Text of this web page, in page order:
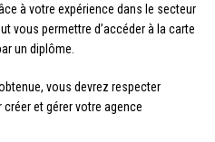
à votre expérience dans le secteur
vous permettre d’accéder à la carte
un diplôme.
vous devrez respecter
et gérer votre agence